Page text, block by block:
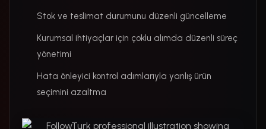
Stok ve teslimat durumunu düzenli güncelleme
Kurumsal ihtiyaçlar için çoklu alımda düzenli süreç
yönetimi
Hata önleyici kontrol adımlarıyla yanlış ürün
seçimini azaltma